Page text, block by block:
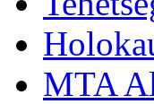
MTA